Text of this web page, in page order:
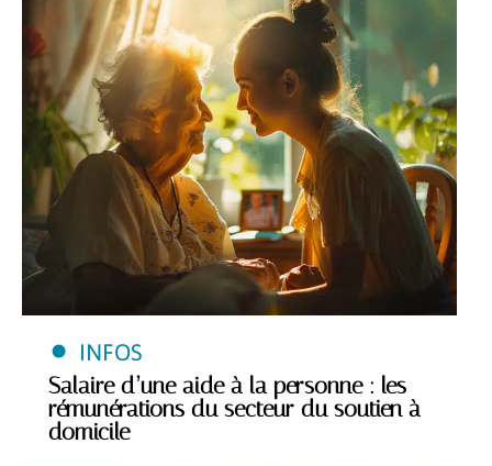
INFOS
Salaire d’une aide à la personne : les
rémunérations du secteur du soutien à
domicile